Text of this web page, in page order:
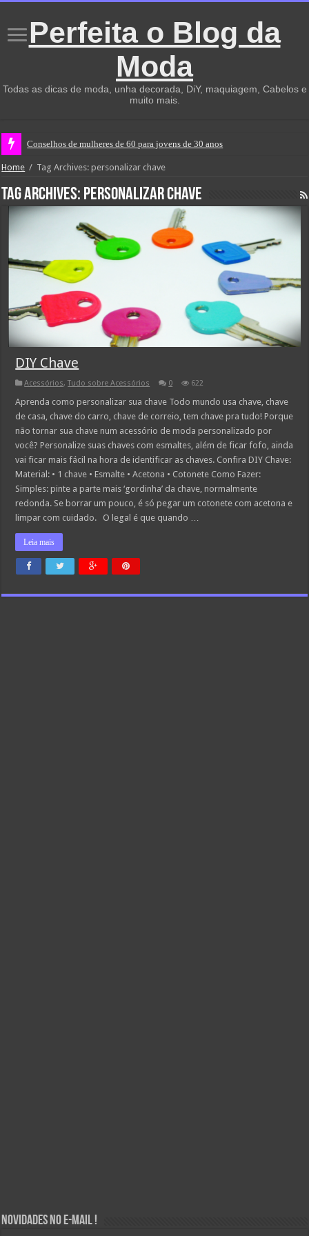
Perfeita o Blog da
Moda
Todas as dicas de moda, unha decorada, DiY, maquiagem, Cabelos e
muito mais.
Conselhos de mulheres de 60 para jovens de 30 anos
Home / Tag Archives: personalizar chave
Tag Archives: personalizar chave
DIY Chave
Acessórios,Tudo sobre Acessórios 0 622
Aprenda como personalizar sua chave Todo mundo usa chave, chave
de casa, chave do carro, chave de correio, tem chave pra tudo! Porque
não tornar sua chave num acessório de moda personalizado por
você? Personalize suas chaves com esmaltes, além de ficar fofo, ainda
vai ficar mais fácil na hora de identificar as chaves. Confira DIY Chave:
Material: • 1 chave • Esmalte • Acetona • Cotonete Como Fazer:
Simples: pinte a parte mais ‘gordinha’ da chave, normalmente
redonda. Se borrar um pouco, é só pegar um cotonete com acetona e
limpar com cuidado. O legal é que quando …
Leia mais
Novidades no E-mail !